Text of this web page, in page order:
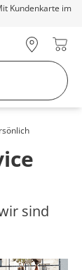
Kundenkarte im
sind